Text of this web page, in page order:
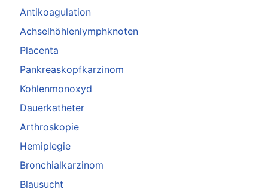
Antikoagulation
Achselhöhlenlymphknoten
Placenta
Pankreaskopfkarzinom
Kohlenmonoxyd
Dauerkatheter
Arthroskopie
Hemiplegie
Bronchialkarzinom
Blausucht